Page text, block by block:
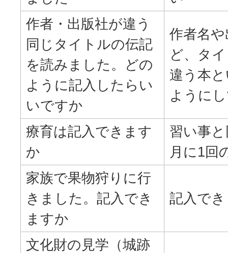
作者・出版社が違う
同じタイトルの伝記
を読みました。どの
ように記入したらい
いですか
作者名
ど、タ
違う本
ように
療育は記入できます
か
習い事
月に1回
家族で果物狩りに行
きました。記入でき
ますか
記入で
文化財の見学（城跡